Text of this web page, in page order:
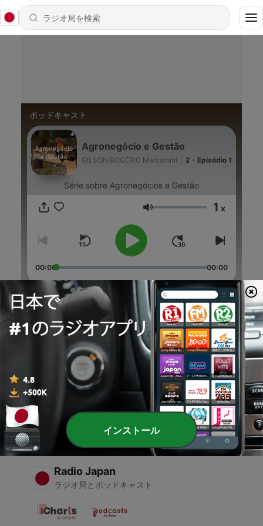
ポッドキャスト
Agronegócio e Gestão
GILSON ROGÉRIO Marcomini 2 - Episódio 1
Série sobre Agronegócios e Gestão
音量 1 x
00:00 00:00
エピソード
Episódio 1
04 2月 2021
1 Agronegócio e Gestão - Introdução
03 2月 2021
Radio Japan
ラジオ局とポッドキャスト
インストール